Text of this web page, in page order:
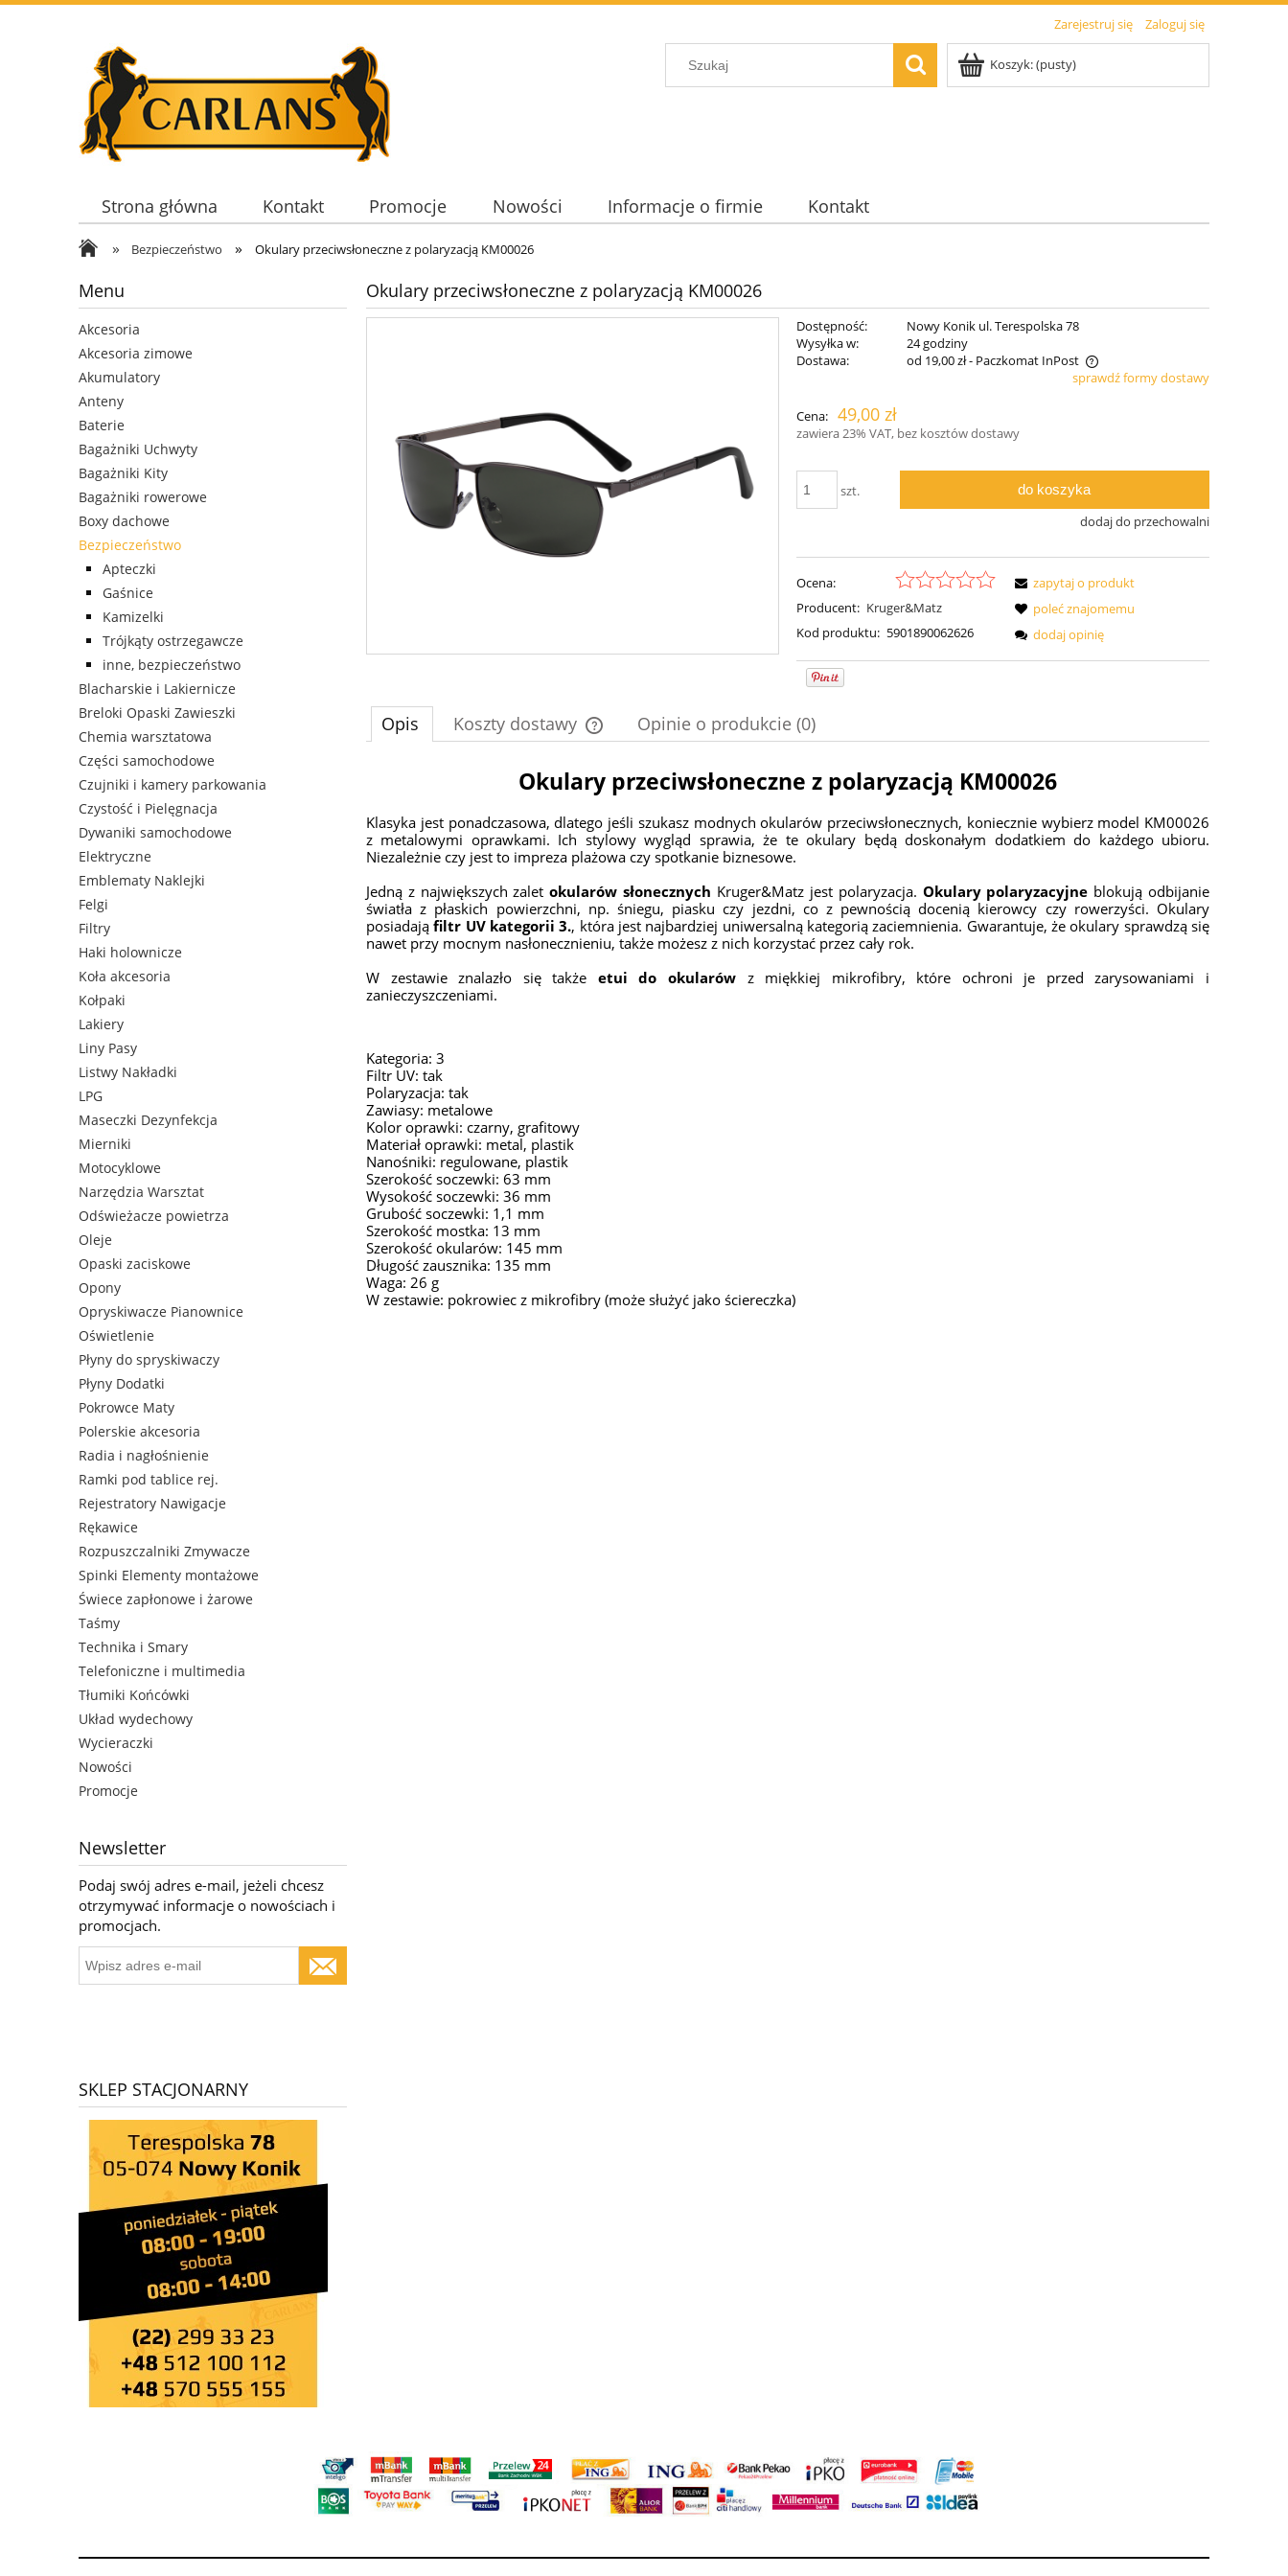
Zarejestruj się Zaloguj się
Koszyk:(pusty)
Strona główna Kontakt Promocje Nowości Informacje o firmie Kontakt
» Bezpieczeństwo » Okulary przeciwsłoneczne z polaryzacją KM00026
Menu
Akcesoria
Akcesoria zimowe
Akumulatory
Anteny
Baterie
Bagażniki Uchwyty
Bagażniki Kity
Bagażniki rowerowe
Boxy dachowe
Bezpieczeństwo
Apteczki
Gaśnice
Kamizelki
Trójkąty ostrzegawcze
inne, bezpieczeństwo
Blacharskie i Lakiernicze
Breloki Opaski Zawieszki
Chemia warsztatowa
Części samochodowe
Czujniki i kamery parkowania
Czystość i Pielęgnacja
Dywaniki samochodowe
Elektryczne
Emblematy Naklejki
Felgi
Filtry
Haki holownicze
Koła akcesoria
Kołpaki
Lakiery
Liny Pasy
Listwy Nakładki
LPG
Maseczki Dezynfekcja
Mierniki
Motocyklowe
Narzędzia Warsztat
Odświeżacze powietrza
Oleje
Opaski zaciskowe
Opony
Opryskiwacze Pianownice
Oświetlenie
Płyny do spryskiwaczy
Płyny Dodatki
Pokrowce Maty
Polerskie akcesoria
Radia i nagłośnienie
Ramki pod tablice rej.
Rejestratory Nawigacje
Rękawice
Rozpuszczalniki Zmywacze
Spinki Elementy montażowe
Świece zapłonowe i żarowe
Taśmy
Technika i Smary
Telefoniczne i multimedia
Tłumiki Końcówki
Układ wydechowy
Wycieraczki
Nowości
Promocje
Newsletter
Podaj swój adres e-mail, jeżeli chcesz
otrzymywać informacje o nowościach i
promocjach.
SKLEP STACJONARNY
Okulary przeciwsłoneczne z polaryzacją KM00026
Dostępność:
Nowy Konik ul. Terespolska 78
Wysyłka w:
24 godziny
Dostawa:
od 19,00 zł- Paczkomat InPost
płatności
sprawdź formy dostawy
Cena: 49,00 zł
zawiera 23% VAT, bez kosztów dostawy
szt. do koszyka
dodaj do przechowalni
Ocena:
Producent: Kruger&Matz
Kod produktu: 5901890062626
zapytaj o produkt
poleć znajomemu
dodaj opinię
Opis Koszty dostawy
Cena nie zawiera ewentualnych kosztów
płatności
Opinie o produkcie (0)
Okulary przeciwsłoneczne z polaryzacją KM00026
Klasyka jest ponadczasowa, dlatego jeśli szukasz modnych okularów przeciwsłonecznych, koniecznie wybierz model KM00026
z metalowymi oprawkami. Ich stylowy wygląd sprawia, że te okulary będą doskonałym dodatkiem do każdego ubioru.
Niezależnie czy jest to impreza plażowa czy spotkanie biznesowe.
Jedną z największych zaletokularów słonecznych Kruger&Matz jest polaryzacja. Okulary polaryzacyjne blokują odbijanie
światła z płaskich powierzchni, np. śniegu, piasku czy jezdni, co z pewnością docenią kierowcy czy rowerzyści. Okulary
posiadająfiltr UV kategorii 3., która jest najbardziej uniwersalną kategorią zaciemnienia. Gwarantuje, że okulary sprawdzą się
nawet przy mocnym nasłonecznieniu, także możesz z nich korzystać przez cały rok.
W zestawie znalazło się także etui do okularówz miękkiej mikrofibry, które ochroni je przed zarysowaniami i
zanieczyszczeniami.
Kategoria: 3
Filtr UV: tak
Polaryzacja: tak
Zawiasy: metalowe
Kolor oprawki: czarny, grafitowy
Materiał oprawki: metal, plastik
Nanośniki: regulowane, plastik
Szerokość soczewki: 63 mm
Wysokość soczewki: 36 mm
Grubość soczewki: 1,1 mm
Szerokość mostka: 13 mm
Szerokość okularów: 145 mm
Długość zausznika: 135 mm
Waga: 26 g
W zestawie: pokrowiec z mikrofibry (może służyć jako ściereczka)